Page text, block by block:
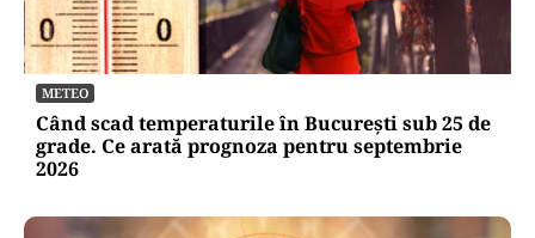
METEO
Când scad temperaturile în București sub 25 de
grade. Ce arată prognoza pentru septembrie
2026